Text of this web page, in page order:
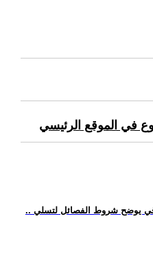
في الموقع الرئيسي
يوضح شروط الفصائل لتسلي